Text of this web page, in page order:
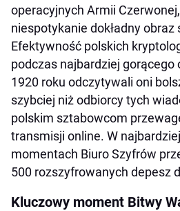
operacyjnych Armii
niespotykanie dokładny
Efektywność polskich
podczas najbardziej gorącego
1920 roku odczytywali oni
szybciej niż odbiorcy tych
polskim sztabowcom
transmisji online. W
momentach Biuro Szyfrów
500 rozszyfrowanych depesz
Kluczowy moment Bitwy